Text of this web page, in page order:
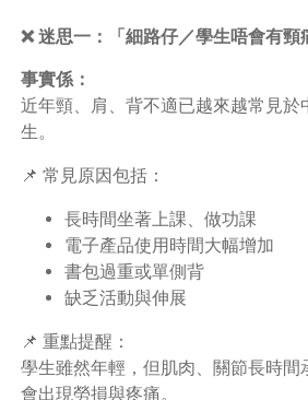
❌ 迷思一：「細路仔／學生唔會有頸
事實係：
近年頸、肩、背不適已越來越常見於
生。
📌 常見原因包括：
長時間坐著上課、做功課
電子產品使用時間大幅增加
書包過重或單側背
缺乏活動與伸展
📌 重點提醒：
學生雖然年輕，但肌肉、關節長時間
會出現勞損與疼痛。